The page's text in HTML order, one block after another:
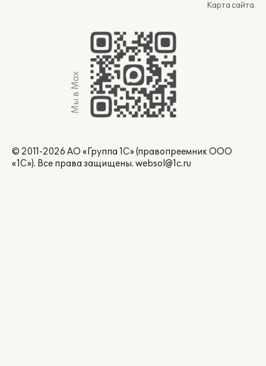
Карта сайта
Мы в Max
© 2011-2026 АО «Группа 1С» (правопреемник ООО
«1С»). Все права защищены. websol@1c.ru